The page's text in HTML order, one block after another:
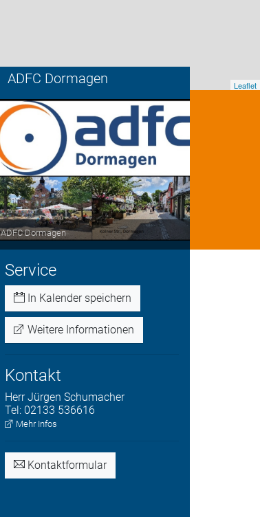
Leaflet
ADFC Dormagen
ADFC Dormagen
Service
In Kalender speichern
Weitere Informationen
Kontakt
Herr Jürgen Schumacher
Tel: 02133 536616
Mehr Infos
Kontaktformular